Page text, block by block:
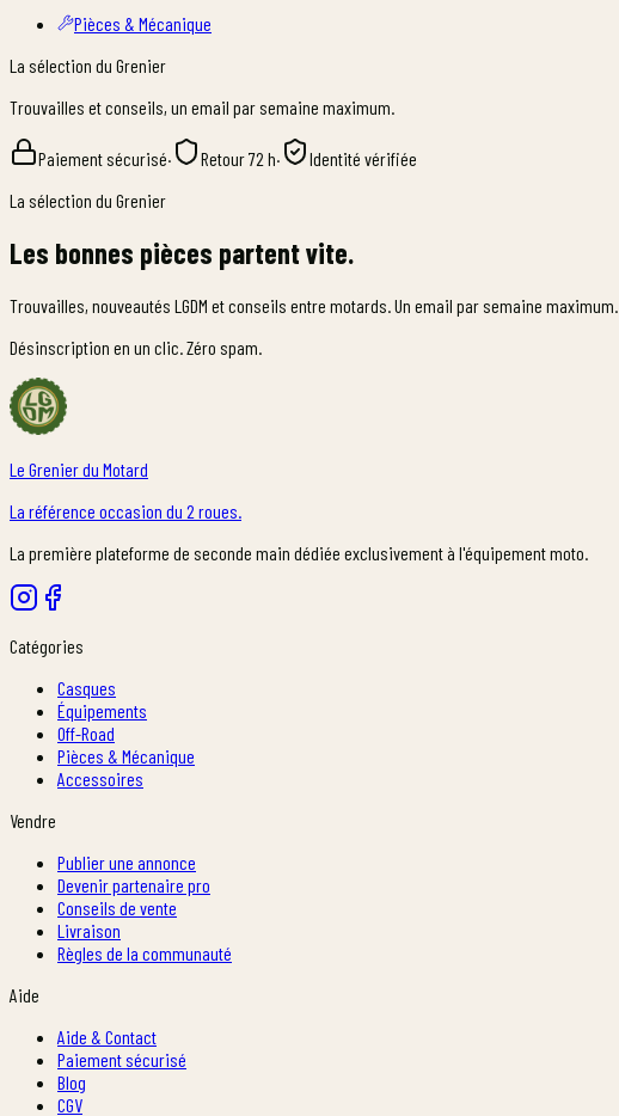
Pièces & Mécanique
La sélection du Grenier
Trouvailles et conseils, un email par semaine maximum.
Paiement sécurisé· Retour 72 h·
Identité vérifiée
La sélection du Grenier
Les bonnes pièces partent vite.
Trouvailles, nouveautés LGDM et conseils entre motards. Un email par semaine maximum.
Désinscription en un clic. Zéro spam.
Le Grenier du Motard
La référence occasion du 2 roues.
La première plateforme de seconde main dédiée exclusivement à l'équipement moto.
Catégories
Casques
Équipements
Off-Road
Pièces & Mécanique
Accessoires
Vendre
Publier une annonce
Devenir partenaire pro
Conseils de vente
Livraison
Règles de la communauté
Aide
Aide & Contact
Paiement sécurisé
Blog
CGV